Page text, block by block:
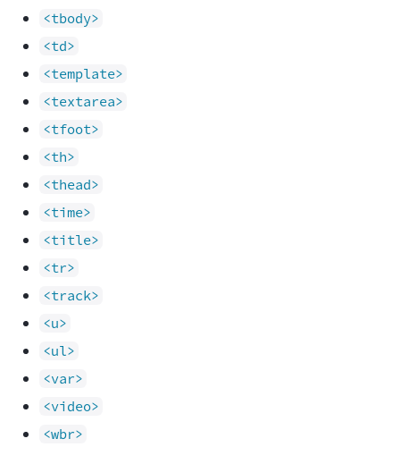
<tbody>
<td>
<template>
<textarea>
<tfoot>
<th>
<thead>
<time>
<title>
<tr>
<track>
<u>
<ul>
<var>
<video>
<wbr>